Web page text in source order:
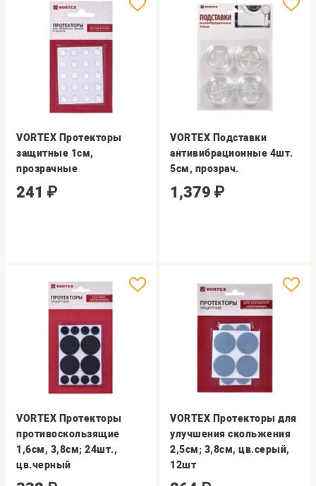
VORTEX Протекторы
защитные 1см,
прозрачные
241 ₽
VORTEX Подставки
антивибрационные 4шт.
5см, прозрач.
1,379 ₽
VORTEX Протекторы
противоскользящие
1,6см, 3,8см; 24шт.,
цв.черный
VORTEX Протекторы для
улучшения скольжения
2,5см; 3,8см, цв.серый,
12шт